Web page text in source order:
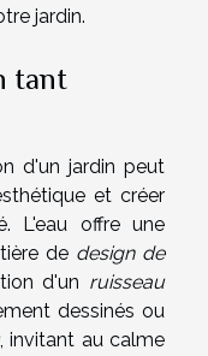
jardin.
tant
d'un jardin peut
et créer
L'eau offre une
de design de
d'un ruisseau
dessinés ou
, invitant au calme